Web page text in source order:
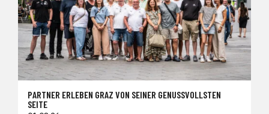
PARTNER ERLEBEN GRAZ VON SEINER GENUSSVOLLSTEN
SEITE